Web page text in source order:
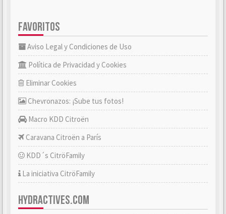
FAVORITOS
Aviso Legal y Condiciones de Uso
Política de Privacidad y Cookies
Eliminar Cookies
Chevronazos: ¡Sube tus fotos!
Macro KDD Citroën
Caravana Citroën a París
KDD´s CitröFamily
La iniciativa CitröFamily
HYDRACTIVES.COM